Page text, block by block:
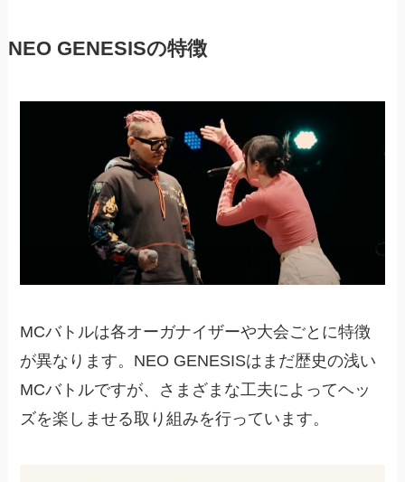
NEO GENESISの特徴
MCバトルは各オーガナイザーや大会ごとに特徴
が異なります。NEO GENESISはまだ歴史の浅い
MCバトルですが、さまざまな工夫によってヘッ
ズを楽しませる取り組みを行っています。